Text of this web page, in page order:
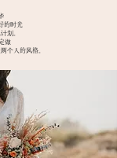
的时光
划。
做
个人的风格。